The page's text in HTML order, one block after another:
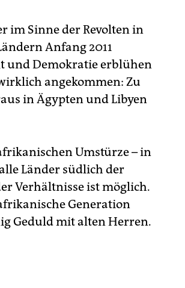
im Sinne der Revolten in
Anfang 2011
und Demokratie erblühen
angekommen: Zu
in Ägypten und Libyen
Umstürze – in
Länder südlich der
Verhältnisse ist möglich.
Generation
Geduld mit alten Herren.